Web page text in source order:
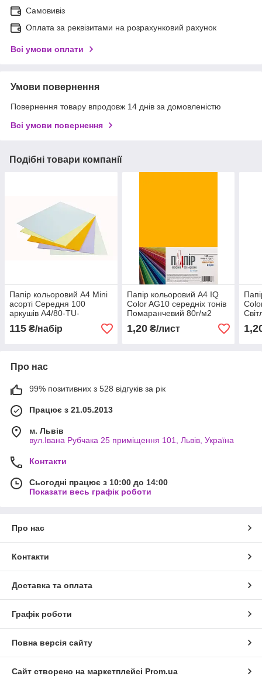
Самовивіз
Оплата за реквізитами на розрахунковий рахунок
Всі умови оплати
Умови повернення
Повернення товару впродовж 14 днів за домовленістю
Всі умови повернення
Подібні товари компанії
Папір кольоровий A4 Mini
асорті Середня 100
аркушів А4/80-TU-
5цв.trend
115 ₴/набір
Папір кольоровий А4 IQ
Color AG10 середніх тонів
Помаранчевий 80г/м2
1,20₴/лист
Про нас
99% позитивних з 528 відгуків за рік
Працює з 21.05.2013
м. Львів
вул.Івана Рубчака 25 приміщення 101, Львів, Україна
Контакти
Сьогодні працює з 10:00 до 14:00
Показати весь графік роботи
Про нас
Контакти
Доставка та оплата
Графік роботи
Повна версія сайту
Сайт створено на маркетплейсі Prom.ua